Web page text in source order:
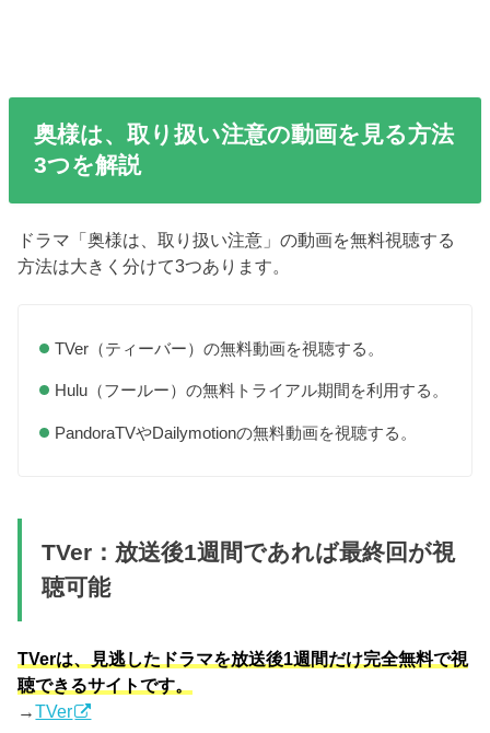
奥様は、取り扱い注意の動画を見る方法
3つを解説
ドラマ「奥様は、取り扱い注意」の動画を無料視聴する
方法は大きく分けて3つあります。
TVer（ティーバー）の無料動画を視聴する。
Hulu（フールー）の無料トライアル期間を利用する。
PandoraTVやDailymotionの無料動画を視聴する。
TVer：放送後1週間であれば最終回が視
聴可能
TVerは、見逃したドラマを放送後1週間だけ完全無料で視
聴できるサイトです。
→TVer